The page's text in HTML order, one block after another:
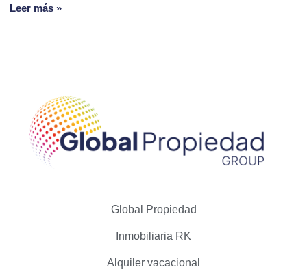
Leer más »
Global Propiedad
Inmobiliaria RK
Alquiler vacacional